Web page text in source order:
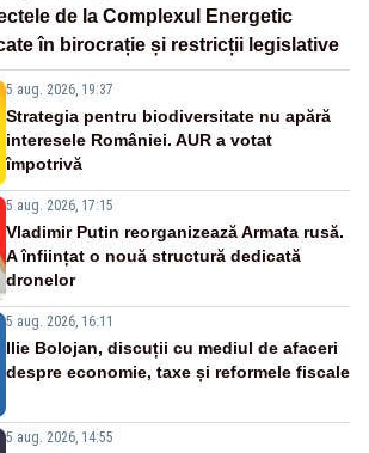
de la Complexul Energetic
în birocrație și restricții legislative
5 aug. 2026, 19:37
Strategia pentru biodiversitate nu apără
interesele României. AUR a votat
împotrivă
5 aug. 2026, 17:15
Vladimir Putin reorganizează Armata rusă.
A înființat o nouă structură dedicată
dronelor
5 aug. 2026, 16:11
Ilie Bolojan, discuții cu mediul de afaceri
despre economie, taxe și reformele fiscale
5 aug. 2026, 14:55